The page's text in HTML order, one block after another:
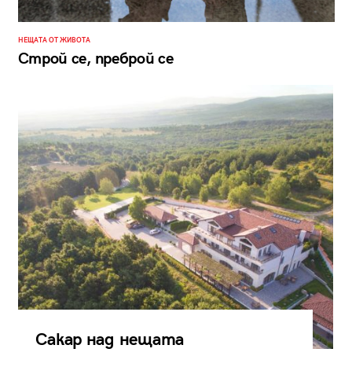
НЕЩАТА ОТ ЖИВОТА
Строй се, преброй се
Сакар над нещата